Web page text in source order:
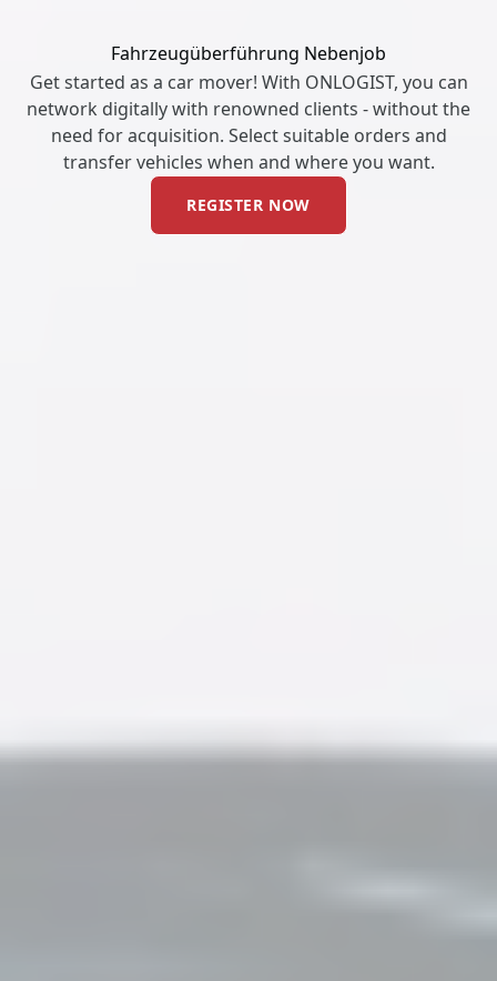
Fahrzeugüberführung Nebenjob
Get started as a car mover! With ONLOGIST, you can
network digitally with renowned clients - without the
need for acquisition. Select suitable orders and
transfer vehicles when and where you want.
REGISTER NOW